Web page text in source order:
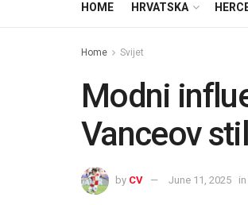
HOME HRVATSKA
Home Svijet
Modni
Vanceov
by CV June 11, 2025 in